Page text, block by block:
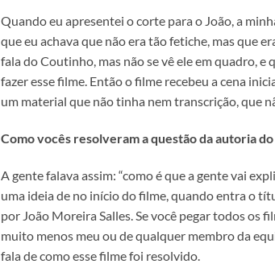
Quando eu apresentei o corte para o João, a
que eu achava que não era tão fetiche, mas que
fala do Coutinho, mas não se vê ele em quadro,
fazer esse filme. Então o filme recebeu a cena
um material que não tinha nem transcrição, que
Como vocês resolveram a questão da autoria
A gente falava assim: “como é que a gente vai
uma ideia de no início do filme, quando entra o
por João Moreira Salles. Se você pegar todos os
muito menos meu ou de qualquer membro da
fala de como esse filme foi resolvido.